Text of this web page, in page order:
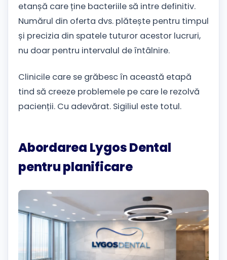
etanșă care ține bacteriile să intre definitiv.
Numărul din oferta dvs. plătește pentru timpul
și precizia din spatele tuturor acestor lucruri,
nu doar pentru intervalul de întâlnire.
Clinicile care se grăbesc în această etapă
tind să creeze problemele pe care le rezolvă
pacienții. Cu adevărat. Sigiliul este totul.
Abordarea Lygos Dental
pentru planificare